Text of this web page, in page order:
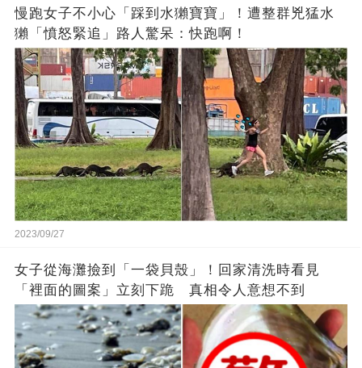
慢跑女子不小心「踩到水獺寶寶」！遭整群兇猛水
獺「憤怒緊追」路人驚呆：快跑啊！
2023/09/27
女子從海灘撿到「一袋貝殼」！回家清洗時看見
「裡面的圖案」立刻下跪 真相令人意想不到